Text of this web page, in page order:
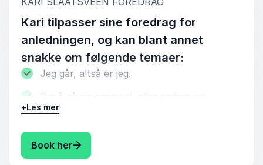
Kari tilpasser sine foredrag for
anledningen, og kan blant annet
snakke om følgende temaer:
Jeg går, altså er jeg.
Om å gå sin egen vei, eller andres vei.
mens man går.
Om å ta seg tid til uventede møter, og om
+Les mer
Book her: Kari Slaatsveen Kari tilpasser sine